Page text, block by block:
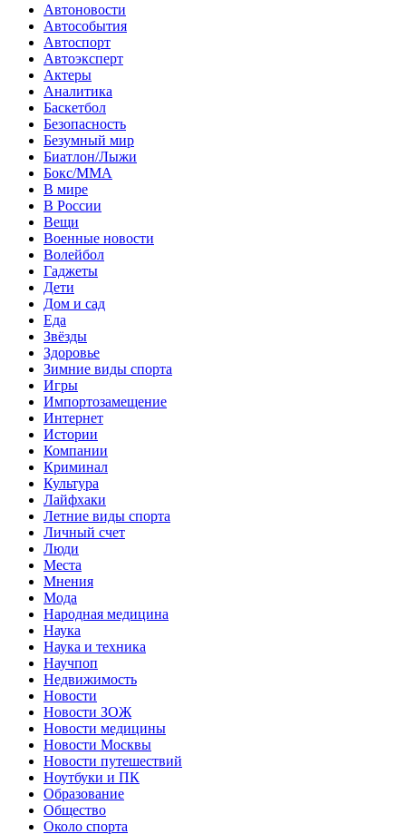
Автоновости
Автособытия
Автоспорт
Автоэксперт
Актеры
Аналитика
Баскетбол
Безопасность
Безумный мир
Биатлон/Лыжи
Бокс/MMA
В мире
В России
Вещи
Военные новости
Волейбол
Гаджеты
Дети
Дом и сад
Еда
Звёзды
Здоровье
Зимние виды спорта
Игры
Импортозамещение
Интернет
Истории
Компании
Криминал
Культура
Лайфхаки
Летние виды спорта
Личный счет
Люди
Места
Мнения
Мода
Народная медицина
Наука
Наука и техника
Научпоп
Недвижимость
Новости
Новости ЗОЖ
Новости медицины
Новости Москвы
Новости путешествий
Ноутбуки и ПК
Образование
Общество
Около спорта